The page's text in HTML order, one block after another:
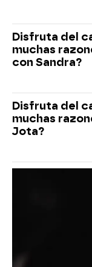
Disfruta del
muchas
con Sandra?
Disfruta del
muchas
Jota?